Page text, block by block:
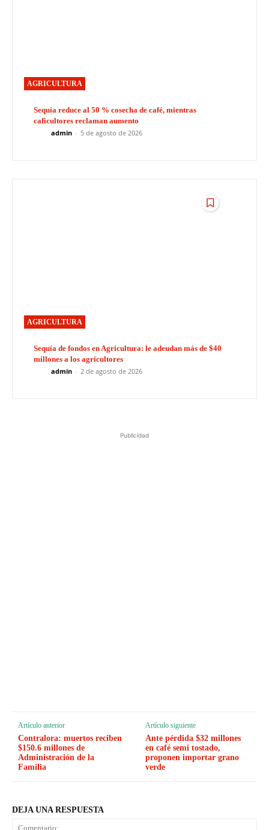
AGRICULTURA
Sequía reduce al 50 % cosecha de café, mientras
caficultores reclaman aumento
admin - 5 de agosto de 2026
AGRICULTURA
Sequía de fondos en Agricultura: le adeudan más de $40
millones a los agricultores
admin - 2 de agosto de 2026
Publicidad
Artículo anterior
Contralora: muertos reciben
$150.6 millones de
Administración de la
Familia
Artículo siguiente
Ante pérdida $32 millones
en café semi tostado,
proponen importar grano
verde
DEJA UNA RESPUESTA